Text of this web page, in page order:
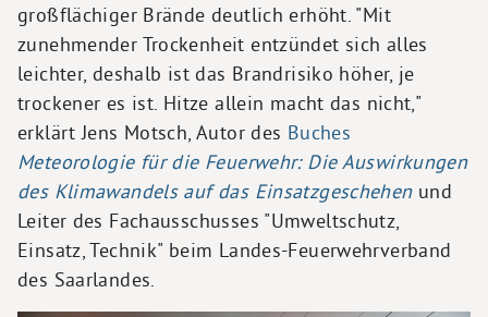
großflächiger Brände deutlich erhöht. "Mit
zunehmender Trockenheit entzündet sich alles
leichter, deshalb ist das Brandrisiko höher, je
trockener es ist. Hitze allein macht das nicht,"
erklärt Jens Motsch, Autor des Buches
Meteorologie für die Feuerwehr: Die Auswirkungen
des Klimawandels auf das Einsatzgeschehenund
Leiter des Fachausschusses "Umweltschutz,
Einsatz, Technik" beim Landes-Feuerwehrverband
des Saarlandes.